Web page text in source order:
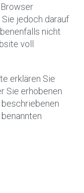
jedoch darauf
nicht
voll
erklären Sie
Sie erhobenen